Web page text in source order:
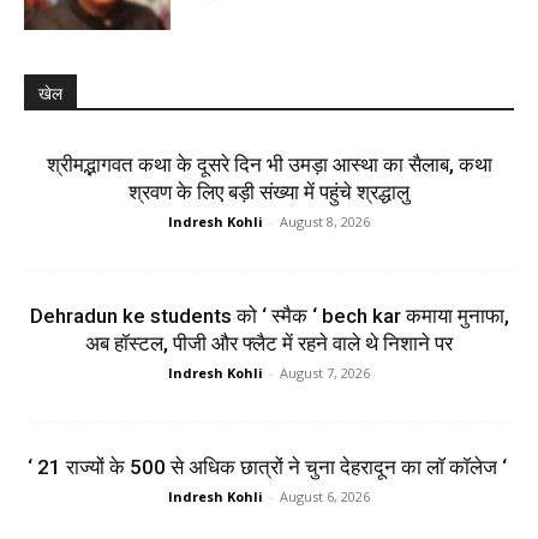
खेल
श्रीमद्भागवत कथा के दूसरे दिन भी उमड़ा आस्था का सैलाब, कथा
श्रवण के लिए बड़ी संख्या में पहुंचे श्रद्धालु
Indresh Kohli - August 8, 2026
Dehradun ke students को ‘ स्मैक ‘ bech kar कमाया मुनाफा,
अब हॉस्टल, पीजी और फ्लैट में रहने वाले थे निशाने पर
Indresh Kohli - August 7, 2026
‘ 21 राज्यों के 500 से अधिक छात्रों ने चुना देहरादून का लाॅ काॅलेज ‘
Indresh Kohli - August 6, 2026